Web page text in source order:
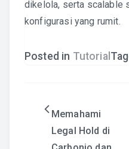
dikelola, serta scalable
konfigurasi yang rumit.
Posted in Tutorial
Post
navigation
Memahami
Legal Hold di